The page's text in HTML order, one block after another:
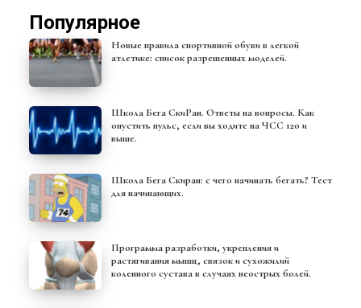
Популярное
Новые правила спортивной обуви в легкой
атлетике: список разрешенных моделей.
Школа Бега СкиРан. Ответы на вопросы. Как
опустить пульс, если вы ходите на ЧСС 120 и
выше.
Школа Бега Скиран: с чего начинать бегать? Тест
для начинающих.
Программа разработки, укрепления и
растягивания мышц, связок и сухожилий
коленного сустава в случаях неострых болей.